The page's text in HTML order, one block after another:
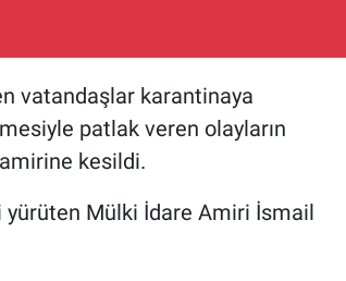
vatandaşlar karantinaya
patlak veren olayların
kesildi.
yürüten Mülki İdare Amiri İsmail